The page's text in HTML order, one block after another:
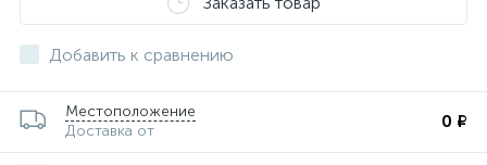
Добавить к сравнению
Местоположение
Доставка от
0 ₽